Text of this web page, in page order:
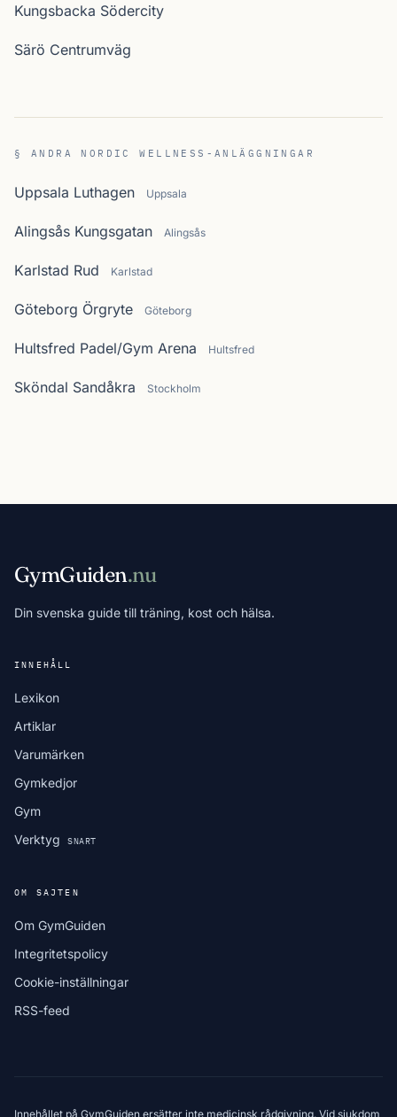
Kungsbacka Södercity
Särö Centrumväg
§ ANDRA NORDIC WELLNESS-ANLÄGGNINGAR
Uppsala Luthagen Uppsala
Alingsås Kungsgatan Alingsås
Karlstad Rud Karlstad
Göteborg Örgryte Göteborg
Hultsfred Padel/Gym Arena Hultsfred
Sköndal Sandåkra Stockholm
GymGuiden.nu
Din svenska guide till träning, kost och hälsa.
INNEHÅLL
Lexikon
Artiklar
Varumärken
Gymkedjor
Gym
Verktyg
SNART
OM SAJTEN
Om GymGuiden
Integritetspolicy
Cookie-inställningar
RSS-feed
Innehållet på GymGuiden ersätter inte medicinsk rådgivning. Vid sjukdom